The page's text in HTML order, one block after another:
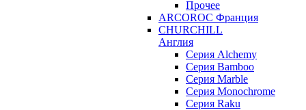
Прочее
ARCOROC Франция
CHURCHILL
Англия
Серия Alchemy
Серия Bamboo
Серия Marble
Серия Monochrome
Серия Raku